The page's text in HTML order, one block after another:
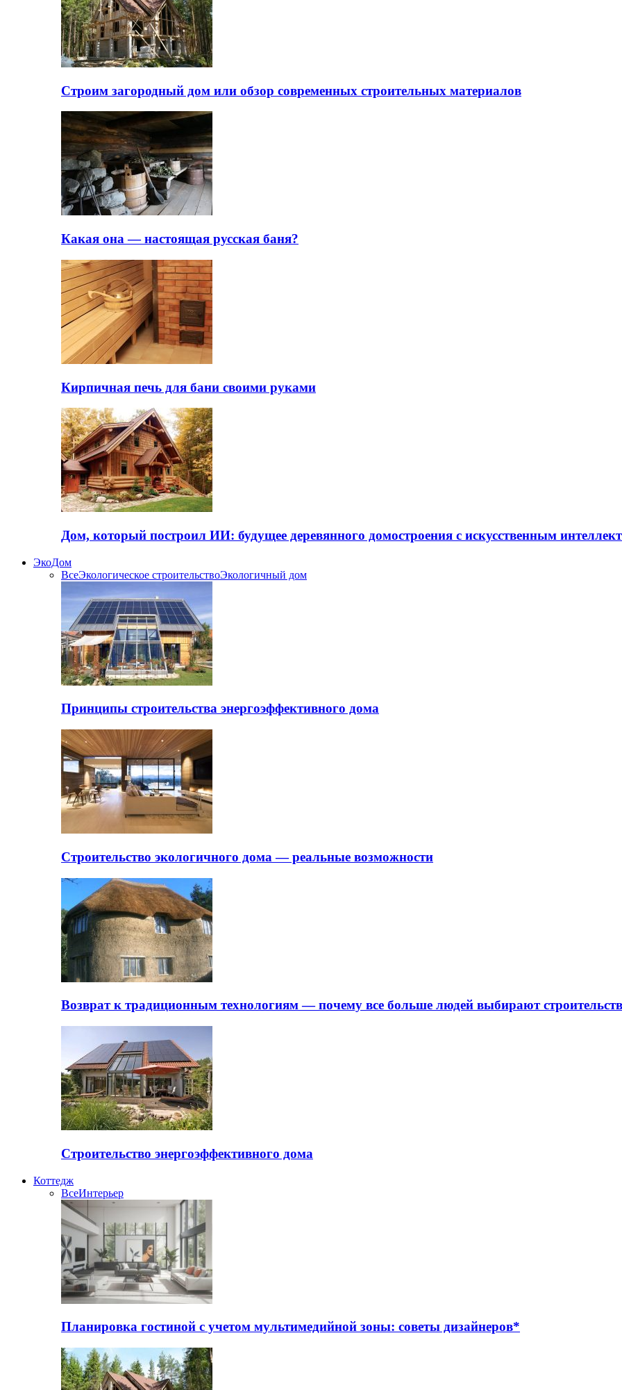
Строим загородный дом или обзор современных строительных материалов
Какая она — настоящая русская баня?
Кирпичная печь для бани своими руками
Дом, который построил ИИ: будущее деревянного домостроения с искусственным
ЭкоДом
ВсеЭкологическое строительствоЭкологичный дом
Принципы строительства энергоэффективного дома
Строительство экологичного дома — реальные возможности
Возврат к традиционным технологиям — почему все больше людей выбирают
Строительство энергоэффективного дома
Коттедж
ВсеИнтерьер
Планировка гостиной с учетом мультимедийной зоны: советы дизайнеров*